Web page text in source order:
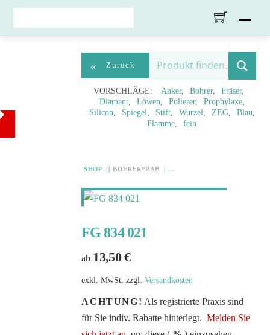
Skip
« Zurück
VORSCHLÄGE: Anker Bohrer
Fräser
Diamant
Löwen Polierer
Prophylaxe
Silicon
Spiegel Stift Wurzel ZEG
Blau
Flamme
fein
SHOP BOHRER*RAB
FG 834 021
ab 13,50€
exkl. MwSt. zzgl.Versandkosten
ACHTUNG! Als registrierte Praxis sind
für Sie indiv. Rabatte hinterlegt.Melden Sie